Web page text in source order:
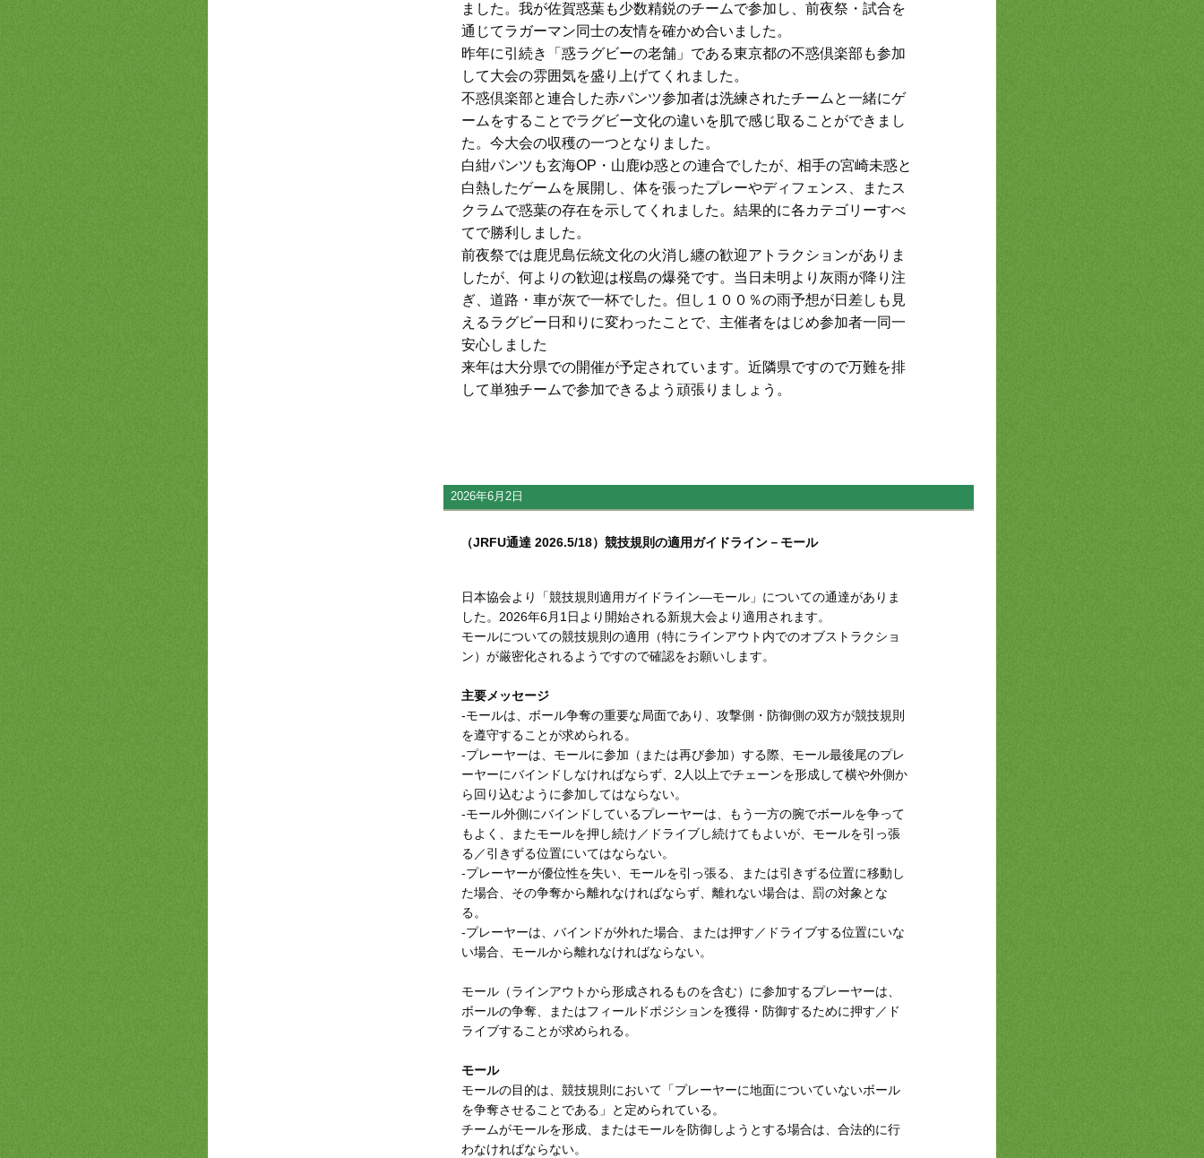
ました。我が佐賀惑葉も少数精鋭のチームで参加し、前夜祭・試合を
通じてラガーマン同士の友情を確かめ合いました。
昨年に引続き「惑ラグビーの老舗」である東京都の不惑倶楽部も参加
して大会の雰囲気を盛り上げてくれました。
不惑倶楽部と連合した赤パンツ参加者は洗練されたチームと一緒にゲ
ームをすることでラグビー文化の違いを肌で感じ取ることができまし
た。今大会の収穫の一つとなりました。
白紺パンツも玄海OP・山鹿ゆ惑との連合でしたが、相手の宮崎未惑と
白熱したゲームを展開し、体を張ったプレーやディフェンス、またス
クラムで惑葉の存在を示してくれました。結果的に各カテゴリーすべ
てで勝利しました。
前夜祭では鹿児島伝統文化の火消し纏の歓迎アトラクションがありま
したが、何よりの歓迎は桜島の爆発です。当日未明より灰雨が降り注
ぎ、道路・車が灰で一杯でした。但し１００％の雨予想が日差しも見
えるラグビー日和りに変わったことで、主催者をはじめ参加者一同一
安心しました
来年は大分県での開催が予定されています。近隣県ですので万難を排
して単独チームで参加できるよう頑張りましょう。
2026年6月2日
（JRFU通達 2026.5/18）競技規則の適用ガイドライン－モール
日本協会より「競技規則適用ガイドライン―モール」についての通達がありま
した。2026年6月1日より開始される新規大会より適用されます。
モールについての競技規則の適用（特にラインアウト内でのオブストラクショ
ン）が厳密化されるようですので確認をお願いします。
主要メッセージ
‐モールは、ボール争奪の重要な局面であり、攻撃側・防御側の双方が競技規則
を遵守することが求められる。
‐プレーヤーは、モールに参加（または再び参加）する際、モール最後尾のプレ
ーヤーにバインドしなければならず、2人以上でチェーンを形成して横や外側か
ら回り込むように参加してはならない。
‐モール外側にバインドしているプレーヤーは、もう一方の腕でボールを争って
もよく、またモールを押し続け／ドライブし続けてもよいが、モールを引っ張
る／引きずる位置にいてはならない。
‐プレーヤーが優位性を失い、モールを引っ張る、または引きずる位置に移動し
た場合、その争奪から離れなければならず、離れない場合は、罰の対象とな
る。
‐プレーヤーは、バインドが外れた場合、または押す／ドライブする位置にいな
い場合、モールから離れなければならない。
モール（ラインアウトから形成されるものを含む）に参加するプレーヤーは、
ボールの争奪、またはフィールドポジションを獲得・防御するために押す／ド
ライブすることが求められる。
モール
モールの目的は、競技規則において「プレーヤーに地面についていないボール
を争奪させることである」と定められている。
チームがモールを形成、またはモールを防御しようとする場合は、合法的に行
わなければならない。